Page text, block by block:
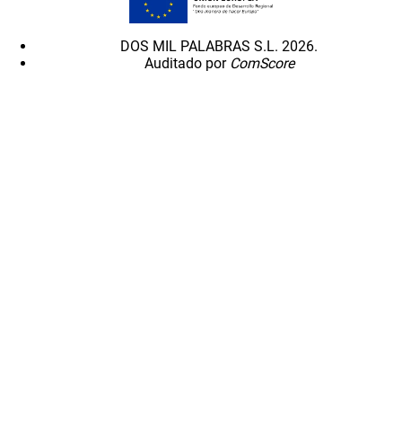
DOS MIL PALABRAS S.L. 2026.
Auditado por ComScore